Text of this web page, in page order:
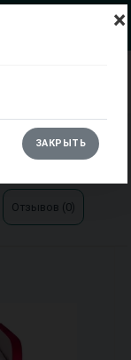
×
ЗАКРЫТЬ
Отзывов (0)